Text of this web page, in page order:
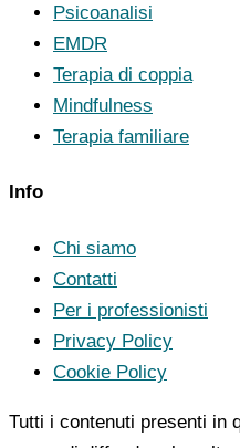
Psicoanalisi
EMDR
Terapia di coppia
Mindfulness
Terapia familiare
Info
Chi siamo
Contatti
Per i professionisti
Privacy Policy
Cookie Policy
Tutti i contenuti presenti in